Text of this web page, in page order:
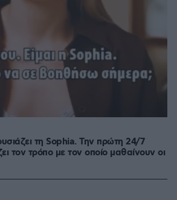
τη Sophia. Την πρώτη 24/7
τον τρόπο με τον οποίο μαθαίνουν οι